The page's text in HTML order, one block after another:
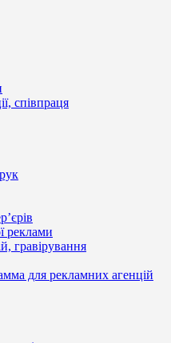
співпраця
реклами
гравірування
для рекламних агенцій